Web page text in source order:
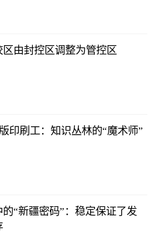
由封控区调整为管控区
印刷工：知识丛林的“魔术师”
“新疆密码”：稳定保证了发